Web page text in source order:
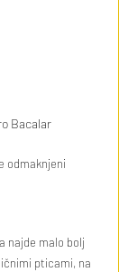
Bacalar
odmaknjeni
najde malo bolj
pticami, na